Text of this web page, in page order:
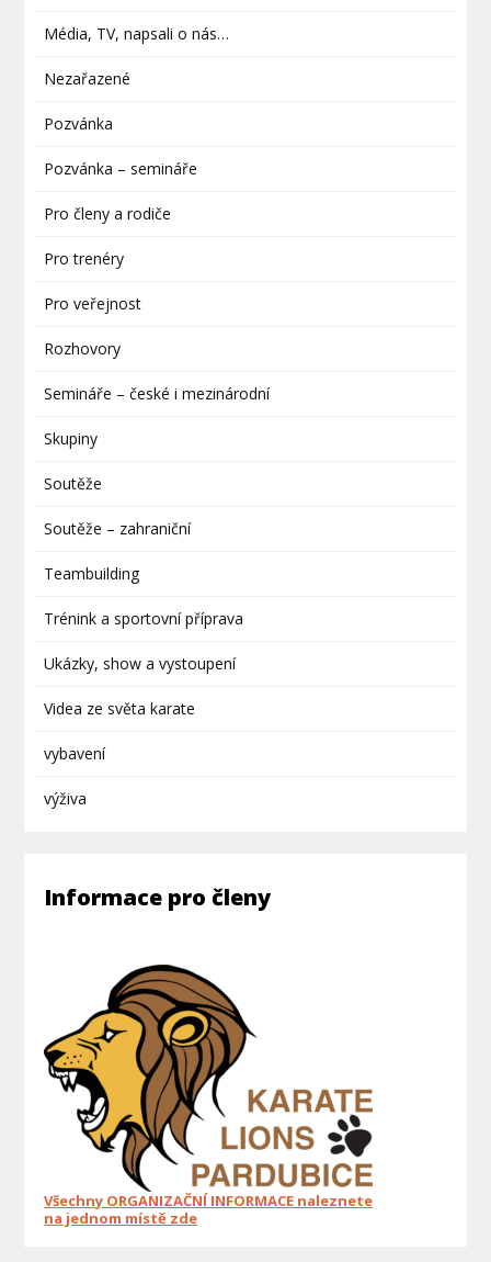
Média, TV, napsali o nás…
Nezařazené
Pozvánka
Pozvánka – semináře
Pro členy a rodiče
Pro trenéry
Pro veřejnost
Rozhovory
Semináře – české i mezinárodní
Skupiny
Soutěže
Soutěže – zahraniční
Teambuilding
Trénink a sportovní příprava
Ukázky, show a vystoupení
Videa ze světa karate
vybavení
výživa
Informace pro členy
Všechny ORGANIZAČNÍ INFORMACE naleznete
na jednom místě zde